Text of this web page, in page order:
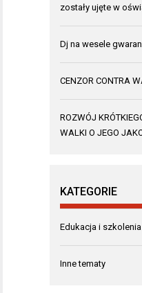
zostały ujęte w
Dj na wesele
CENZOR CONTRA
ROZWÓJ
WALKI O JEGO
KATEGORIE
Edukacja i szkolenia
Inne tematy